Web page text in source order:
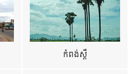
កំពង់ស្ពឺ